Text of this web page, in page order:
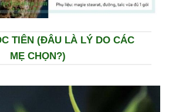
TIÊN (ĐÂU LÀ LÝ DO CÁC
MẸ CHỌN?)